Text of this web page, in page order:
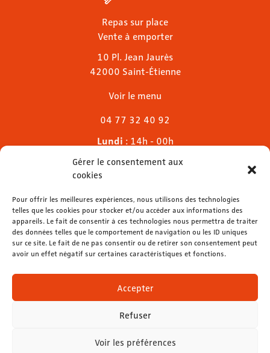
Gérer le consentement aux
cookies
Pour offrir les meilleures expériences, nous utilisons des technologies
telles que les cookies pour stocker et/ou accéder aux informations des
appareils. Le fait de consentir à ces technologies nous permettra de traiter
des données telles que le comportement de navigation ou les ID uniques
sur ce site. Le fait de ne pas consentir ou de retirer son consentement peut
avoir un effet négatif sur certaines caractéristiques et fonctions.
Accepter
Refuser
Voir les préférences
Repas sur place
Vente à emporter
10 Pl. Jean Jaurès
42000 Saint-Étienne
Voir le menu
04 77 32 40 92
Lundi : 14h - 00h
Mardi & mercredi
Jeudi
Dimanche: 11h - 00h
04 77 32 32 01